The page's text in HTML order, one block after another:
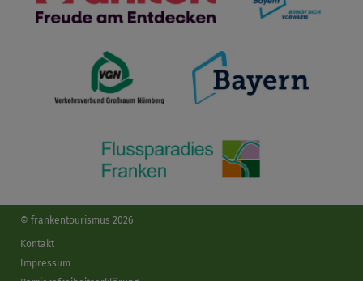
© frankentourismus 2026
Kontakt
Impressum